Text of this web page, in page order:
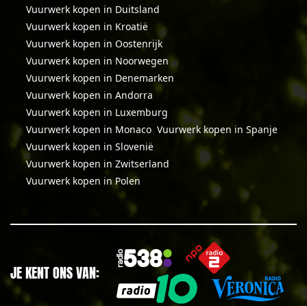
Vuurwerk kopen in Duitsland
Vuurwerk kopen in Kroatië
Vuurwerk kopen in Oostenrijk
Vuurwerk kopen in Noorwegen
Vuurwerk kopen in Denemarken
Vuurwerk kopen in Andorra
Vuurwerk kopen in Luxemburg
Vuurwerk kopen in Monaco Vuurwerk kopen in Spanje
Vuurwerk kopen in Slovenië
Vuurwerk kopen in Zwitserland
Vuurwerk kopen in Polen
JE KENT ONS VAN: